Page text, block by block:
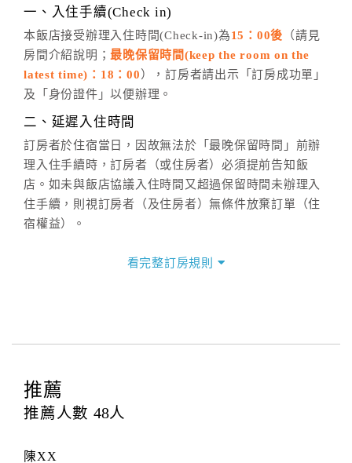
※非客服時間之申辦異動，皆為次日計算及辦理。
五、客服時間
週一至週日，上午9:00～晚上6:00
六、聯絡方式
(07)9682715 。
一、入住手續(Check in)
本飯店接受辦理入住時間(Check-in)為15：00後 （請見
房間介紹說明；最晚保留時間(keep the room on the
latest time)：18：00 ），訂房者請出示「訂房成功單」
及「身份證件」以便辦理。
二、延遲入住時間
訂房者於住宿當日，因故無法於「最晚保留時間」前辦
理入住手續時，訂房者（或住房者）必須提前告知飯
店。如未與飯店協議入住時間又超過保留時間未辦理入
住手續，則視訂房者（及住房者）無條件放棄訂單（住
宿權益）。
四、訂單異動
提出申辦不得異動訂單。
每筆訂單異動限定
辦理取消退款。
看完整訂房規則
推薦
推薦人數 48人
陳XX